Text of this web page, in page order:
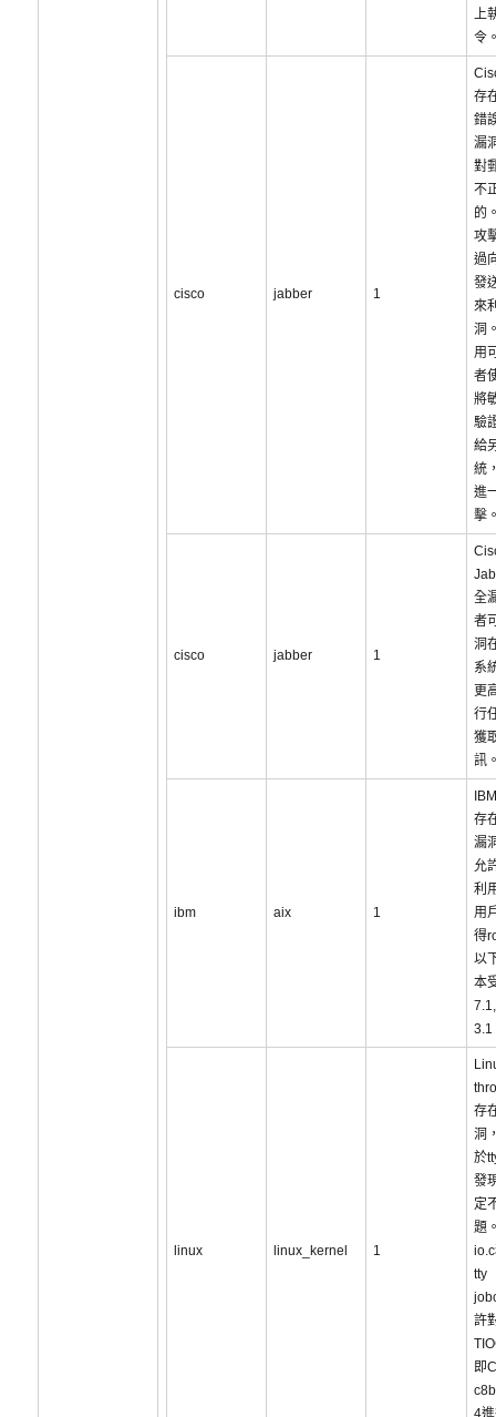
上
令
cisco jabber 1
存
錯
漏
對
不
的
攻
過
發
來
洞
用
者
將
驗
給
統
進
擊
cisco jabber 1
全
者
洞
系
更
行
獲
訊
ibm aix 1
存
漏
允
利
用
得
以
本
3.1
linux linux_kernel 1
存
洞
於
發
定
題
tty
許
即
4